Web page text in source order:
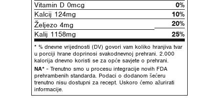
Vitamin D 0mcg
0%
Kalcij 124mg
10%
Željezo 4mg
20%
Kalij 1158mg
25%
* % dnevne vrijednosti (DV) govori vam koliko hranjiva tvar
u porciji hrane doprinosi svakodnevnoj prehrani. 2.000
kalorija dnevno koristi se za opće savjete o prehrani.
NA* - Trenutno smo u procesu integracije novih FDA
prehrambenih standarda. Podaci o dodanom šećeru
trenutno nisu dostupni za recept. Uskoro ćemo ažurirati
informacije.